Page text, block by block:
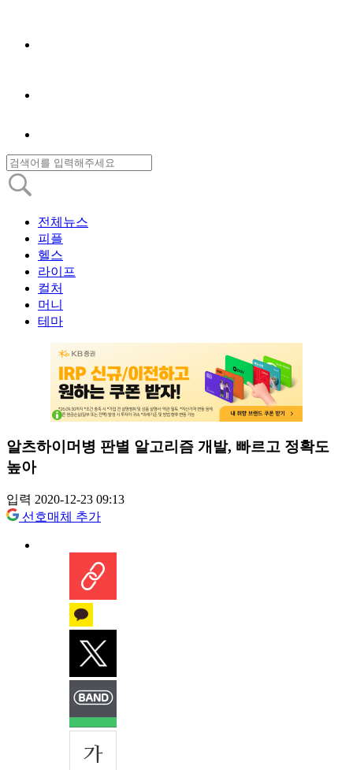
전체뉴스
피플
헬스
라이프
컬처
머니
테마
알츠하이머병 판별 알고리즘 개발, 빠르고 정확도
높아
입력 2020-12-23 09:13
선호매체 추가